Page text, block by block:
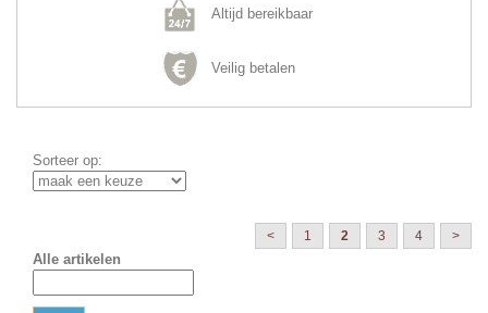
Altijd bereikbaar
Veilig betalen
Sorteer op:
< 1 2 3 4 >
Alle artikelen